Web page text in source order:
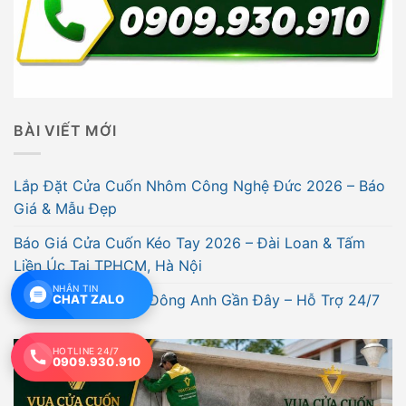
BÀI VIẾT MỚI
Lắp Đặt Cửa Cuốn Nhôm Công Nghệ Đức 2026 – Báo
Giá & Mẫu Đẹp
Báo Giá Cửa Cuốn Kéo Tay 2026 – Đài Loan & Tấm
Liền Úc Tại TPHCM, Hà Nội
Thợ Sửa Cửa Cuốn Đông Anh Gần Đây – Hỗ Trợ 24/7
NHẮN TIN
CHAT ZALO
HOTLINE 24/7
0909.930.910